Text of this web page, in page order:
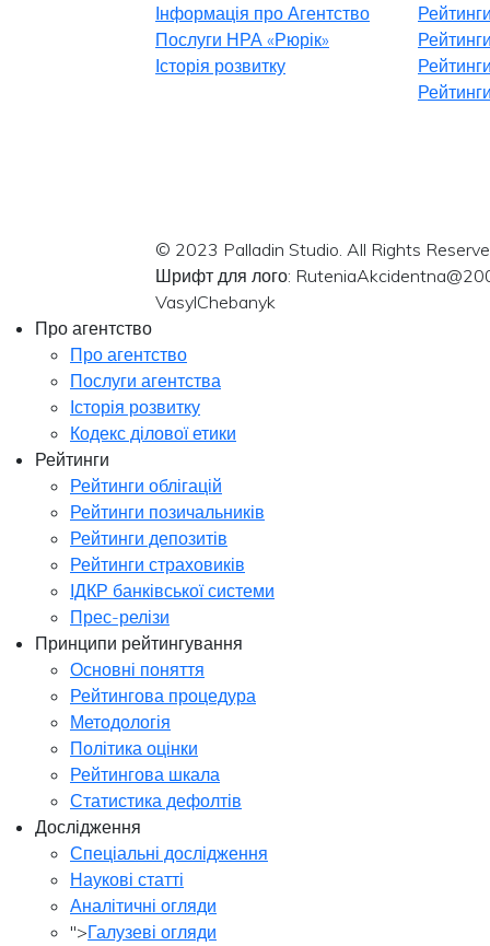
Інформація про Агентство
Послуги НРА «Рюрік»
Історія розвитку
© 2023 Palladin Studio. All Rights
Шрифт для лого:
VasylChebanyk
Про агентство
Про агентство
Послуги агентства
Історія розвитку
Кодекс ділової етики
Рейтинги
Рейтинги облігацій
Рейтинги позичальників
Рейтинги депозитів
Рейтинги страховиків
ІДКР банківської системи
Прес-релізи
Принципи рейтингування
Основні поняття
Рейтингова процедура
Методологія
Політика оцінки
Рейтингова шкала
Статистика дефолтів
Дослідження
Спеціальні дослідження
Наукові статті
Аналітичні огляди
">Галузеві огляди